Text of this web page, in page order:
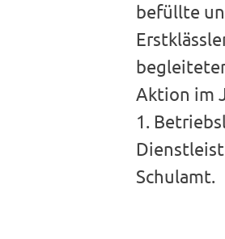
befüllte
Aktion im
1.
Schulamt.